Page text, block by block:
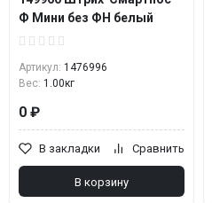
Ф Мини без ФН белый
Артикул: 1476996
Вес: 1.00кг
0 ₽
В закладки Сравнить
В корзину